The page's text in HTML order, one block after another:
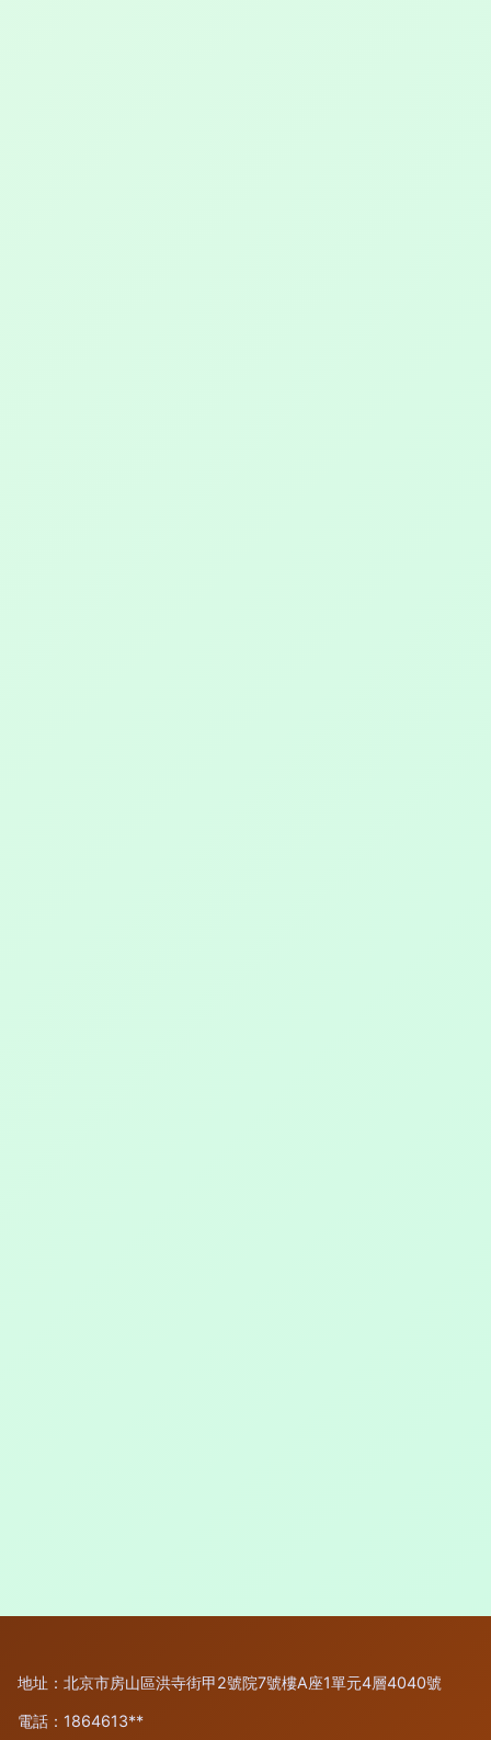
地址：北京市房山區洪寺街甲2號院7號樓A座1單元4層4040號
電話：1864613**